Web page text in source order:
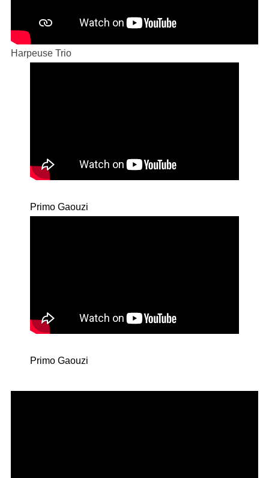
Harpeuse Trio
Primo Gaouzi
Primo Gaouzi